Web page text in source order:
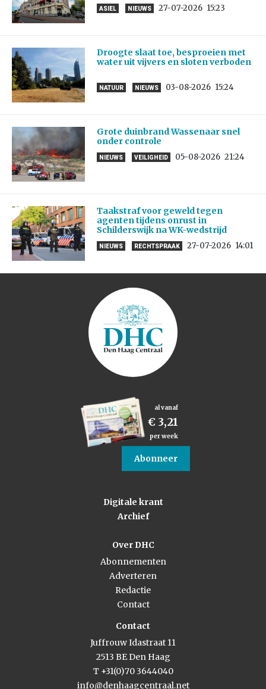
ASIEL NIEUWS 27-07-2026 15:23
Droogte slaat toe, besproeien met
water uit vijvers en sloten verboden
NATUUR NIEUWS 03-08-2026 15:24
Grote duinbrand Wassenaar snel
onder controle
NIEUWS VEILIGHEID 05-08-2026 21:24
Taakstraf voor geweld tegen
agenten tijdens onrust in
Schilderswijk na WK-wedstrijd
NIEUWS RECHTSPRAAK 27-07-2026 14:01
al vanaf
€ 3,21
per week
Abonneer
Digitale krant
Archief
Over DHC
Abonnementen
Adverteren
Redactie
Contact
Contact
Juffrouw Idastraat 11
2513 BE Den Haag
T +31(0)70 3644040
info@denhaagcentraal.net